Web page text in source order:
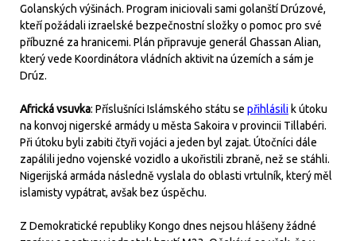
Golanských výšinách. Program iniciovali sami golanští Drúzové,
kteří požádali izraelské bezpečnostní složky o pomoc pro své
příbuzné za hranicemi. Plán připravuje generál Ghassan Alian,
který vede Koordinátora vládních aktivit na územích a sám je
Drúz.
Africká vsuvka: Příslušníci Islámského státu se přihlásili k útoku
na konvoj nigerské armády u města Sakoira v provincii Tillabéri.
Při útoku byli zabiti čtyři vojáci a jeden byl zajat. Útočníci dále
zapálili jedno vojenské vozidlo a ukořistili zbraně, než se stáhli.
Nigerijská armáda následně vyslala do oblasti vrtulník, který měl
islamisty vypátrat, avšak bez úspěchu.
Z Demokratické republiky Kongo dnes nejsou hlášeny žádné